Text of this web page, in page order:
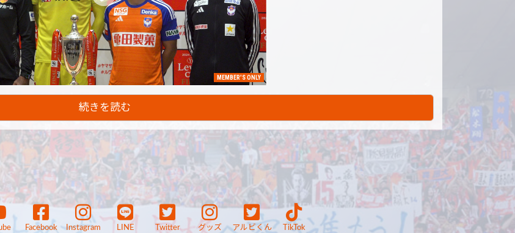
MEMBER'S ONLY
続きを読む
Facebook Instagram LINE Twitter グッズ アルビくん TikTok